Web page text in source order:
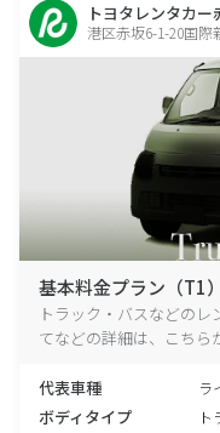
トヨタレンタカー
港区赤坂6-1-20国
基本料金プラン（T1）
トラック・バスなどの
てなどの詳細は、こちら
代表車種 ラ
ボディタイプ